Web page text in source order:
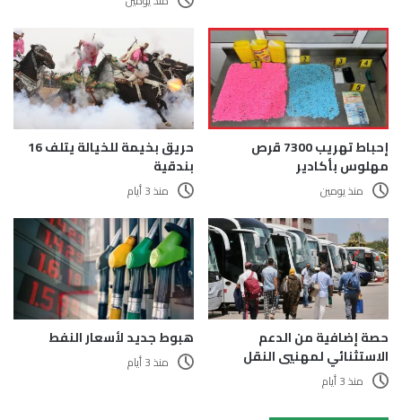
إحباط تهريب 7300 قرص
مهلوس بأكادير
منذ يومين
حريق بخيمة للخيالة يتلف 16
بندقية
منذ 3 أيام
حصة إضافية من الدعم
الاستثنائي لمهنيي النقل
منذ 3 أيام
هبوط جديد لأسعار النفط
منذ 3 أيام